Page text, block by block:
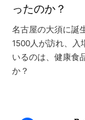
ったのか？
名古屋の大須に誕
1500人が訪れ、入
いるのは、健康食
か？